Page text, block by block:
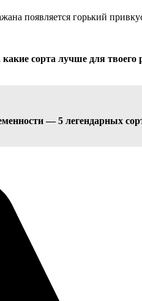
появляется горький
сорта лучше для твоего
— 5 легендарных